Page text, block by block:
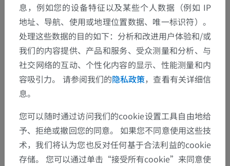
解剖层次
人体解剖学2
人体> 整合系统> 神经系统> 中枢神经系统
脊髓> 脊髓灰质 > 脊髓后角> 后角头> 固有核
息，例如您的设备特征以及某些个人数据（例如 IP
地址、导航、使用或地理位置数据、唯一标识符）。
处理这些数据的目的如下：分析和改进用户体验和/或
我们的内容提供、产品和服务、受众测量和分析、与
社交网络的互动、个性化内容的显示、性能测量和内
容吸引力。 请参阅我们的隐私政策，查看有关详细信
息。
您可以随时通过访问我们的cookie设置工具自由地给
予、拒绝或撤回您的同意。 如果您不同意使用这些技
术，我们将认为您也反对任何基于合法利益的cookie
存储。 您可以通过单击“接受所有cookie”来同意使